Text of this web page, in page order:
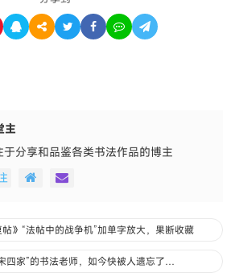
主
于分享和品鉴各类书法作品的博主
帖》“法帖中的战争机”加单字放大，果断收藏
四家”的书法老师，如今快被人遗忘了…